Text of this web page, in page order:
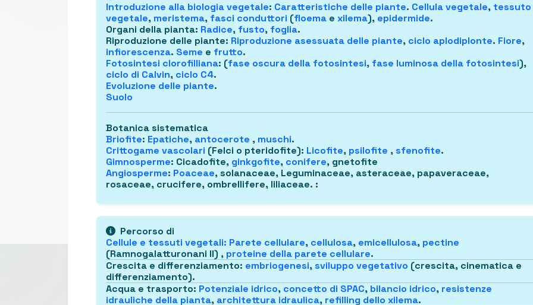
Introduzione alla biologia vegetale: Caratteristiche delle piante. Cellula vegetale, tessuto
vegetale, meristema, fasci conduttori (floema e xilema), epidermide.
Organi della pianta: Radice, fusto, foglia.
Riproduzione delle piante: Riproduzione asessuata delle piante, ciclo aplodiplonte. Fiore,
infiorescenza. Seme e frutto.
Fotosintesi clorofilliana: (fase oscura della fotosintesi, fase luminosa della fotosintesi),
ciclo di Calvin, ciclo C4.
Evoluzione delle piante.
Suolo
Botanica sistematica
Briofite: Epatiche, antocerote , muschi.
Crittogame vascolari (Felci o pteridofite): Licofite, psilofite , sfenofite.
Gimnosperme: Cicadofite, ginkgofite, conifere, gnetofite
Angiosperme: Poaceae, solanaceae, Leguminaceae, asteraceae, papaveraceae,
rosaceae, crucifere, ombrellifere, liliaceae. :
Percorso di
Cellule e tessuti vegetali: Parete cellulare, cellulosa, emicellulosa, pectine
(Ramnogalatturonani II) , proteine della parete cellulare.
Crescita e differenziamento: embriogenesi, sviluppo vegetativo (crescita, cinematica e
differenziamento).
Acqua e trasporto: Potenziale idrico, concetto di SPAC, bilancio idrico, resistenze
idrauliche della pianta, architettura idraulica, refilling dello xilema.